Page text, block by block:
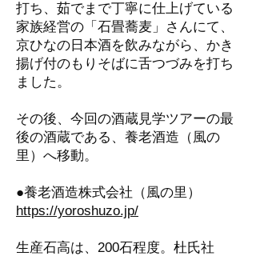
打ち、茹でまで丁寧に仕上げている
家族経営の「石畳蕎麦」さんにて、
京ひなの日本酒を飲みながら、かき
揚げ付のもりそばに舌つづみを打ち
ました。
その後、今回の酒蔵見学ツアーの最
後の酒蔵である、養老酒造（風の
里）へ移動。
●養老酒造株式会社（風の里）
https://yoroshuzo.jp/
生産石高は、200石程度。杜氏社